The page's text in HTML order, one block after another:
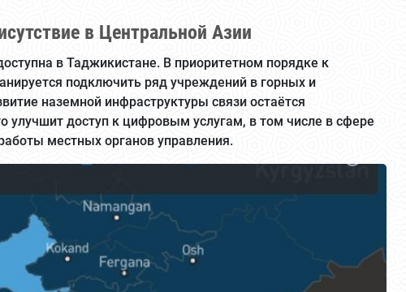
в Центральной Азии
в Таджикистане. В приоритетном порядке к
подключить ряд учреждений в горных и
наземной инфраструктуры связи остаётся
улучшит доступ к цифровым услугам, в том числе в сфере
местных органов управления.